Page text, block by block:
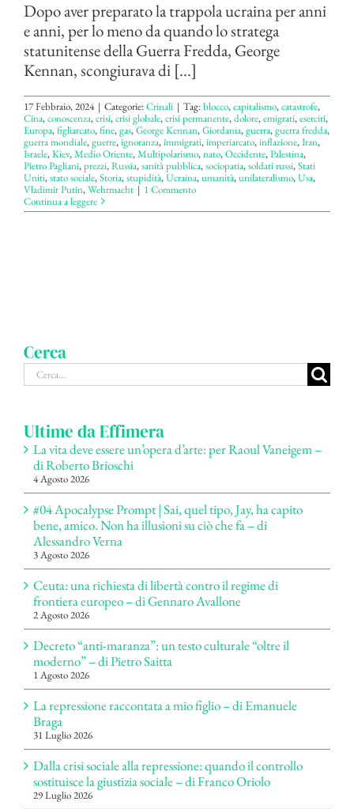
Dopo aver preparato la trappola ucraina per anni
e anni, per lo meno da quando lo stratega
statunitense della Guerra Fredda, George
Kennan, scongiurava di [...]
17 Febbraio, 2024 | Categorie:Crinali | Tag:blocco,capitalismo,catastrofe,
Cina,conoscenza,crisi,crisi globale,crisi permanente,dolore,emigrati,eserciti,
Europa,figliarcato,fine,gas,George Kennan,Giordania,guerra,guerra fredda,
guerra mondiale,guerre,ignoranza,immigrati,imperiarcato,inflazione,Iran,
Israele,Kiev,Medio Oriente,Multipolarismo,nato,Occidente,Palestina,
Pietro Pagliani,prezzi,Russia,sanità pubblica,sociopatia,soldati russi,Stati
Uniti,stato sociale,Storia,stupidità,Ucraina,umanità,unilateralismo,Usa,
Vladimir Putin,Wehrmacht | 1 Commento
Continua a leggere
Cerca
Cerca
per:
Ultime da Effimera
La vita deve essere un’opera d’arte: per Raoul Vaneigem –
di Roberto Brioschi
4 Agosto 2026
#04 Apocalypse Prompt | Sai, quel tipo, Jay, ha capito
bene, amico. Non ha illusioni su ciò che fa – di
Alessandro Verna
3 Agosto 2026
Ceuta: una richiesta di libertà contro il regime di
frontiera europeo – di Gennaro Avallone
2 Agosto 2026
Decreto “anti-maranza”: un testo culturale “oltre il
moderno” – di Pietro Saitta
1 Agosto 2026
La repressione raccontata a mio figlio – di Emanuele
Braga
31 Luglio 2026
Dalla crisi sociale alla repressione: quando il controllo
sostituisce la giustizia sociale – di Franco Oriolo
29 Luglio 2026